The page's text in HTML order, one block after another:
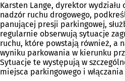
Karsten Lange, dyrektor
nadzór ruchu drogowego,
panującej presji parkingowej,
regularnie obserwują sytuacje
ruchu, które powstają również, a
wyniku parkowania w kierunku
Sytuacje te występują w
miejsca parkingowego i